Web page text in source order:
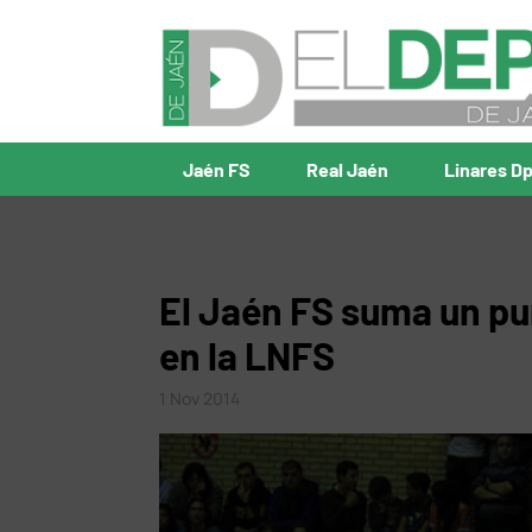
Jaén FS Real Jaén Linares
El Jaén FS suma un
en la LNFS